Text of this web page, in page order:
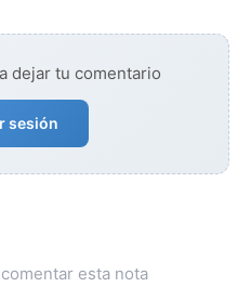
dejar tu comentario
sesión
esta nota